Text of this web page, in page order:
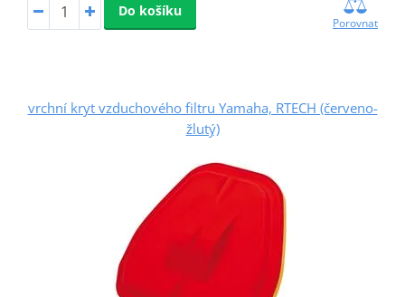
Do košíku
Porovnat
vrchní kryt vzduchového filtru Yamaha, RTECH (červeno-
žlutý)